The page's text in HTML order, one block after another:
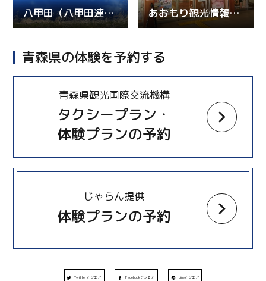
八甲田（八甲田連峰） あおもり観光情報センター（JR新青森駅）
青森県の体験を予約する
タクシープラン・
体験プランの予約
青森県観光国際交流機構
more
体験プランの予約
じゃらん提供
more
Twitterでシェア Facebookでシェア Lineでシェア